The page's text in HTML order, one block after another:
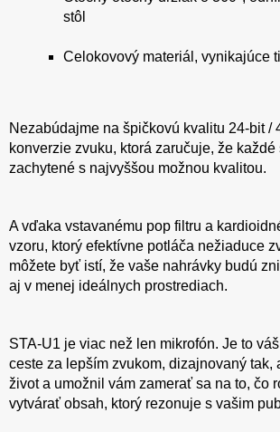
stôl
Celokovový materiál, vynikajúce
Nezabúdajme na špičkovú kvalitu 24-bit /
konverzie zvuku, ktorá zaručuje, že každé
zachytené s najvyššou možnou kvalitou.
A vďaka vstavanému pop filtru a
vzoru, ktorý efektívne potláča nežiaduce
môžete byť istí, že vaše nahrávky budú
aj v menej ideálnych prostrediach.
STA-U1 je viac než len mikrofón. Je to
ceste za lepším zvukom, dizajnovaný tak,
život a umožnil vám zamerať sa na to, čo
vytvárať obsah, ktorý rezonuje s vašim